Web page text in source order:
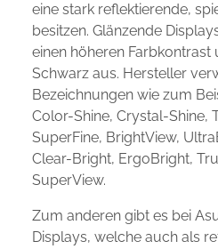
eine stark reflektierende,
besitzen. Glänzende
einen höheren Farbkontrast
Schwarz aus. Hersteller
Bezeichnungen wie zum
Color-Shine, Crystal-Shine,
SuperFine, BrightView,
Clear-Bright, ErgoBright,
SuperView.
Zum anderen gibt es bei
Displays, welche auch als